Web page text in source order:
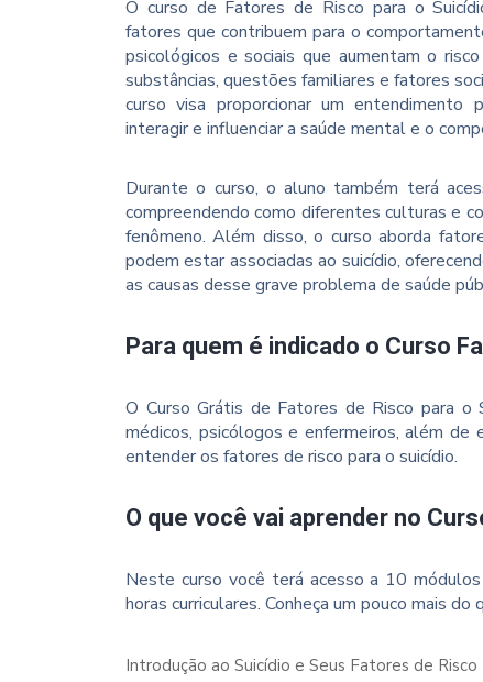
O curso de Fatores de Risco para o
fatores que contribuem para o
psicológicos e sociais que aumentam o
substâncias, questões familiares e fatores
curso visa proporcionar um
interagir e influenciar a saúde mental e o
Durante o curso, o aluno também terá
compreendendo como diferentes culturas e
fenômeno. Além disso, o curso aborda
podem estar associadas ao suicídio,
as causas desse grave problema de saúde
Para quem é indicado o Curso
O Curso Grátis de Fatores de Risco para o
médicos, psicólogos e enfermeiros, além
entender os fatores de risco para o suicídio.
O que você vai aprender no
Neste curso você terá acesso a 10
horas curriculares. Conheça um pouco mais do
Introdução ao Suicídio e Seus Fatores de Risco